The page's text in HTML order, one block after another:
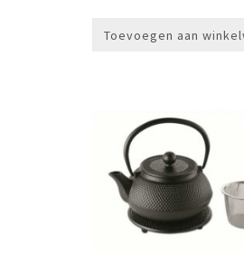
Toevoegen aan